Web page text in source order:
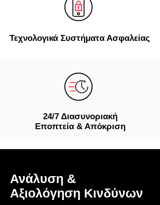
Τεχνολογικά Συστήματα Ασφαλείας
24/7 Διασυνοριακή
Εποπτεία & Απόκριση
Ανάλυση &
Αξιολόγηση Κινδύνων